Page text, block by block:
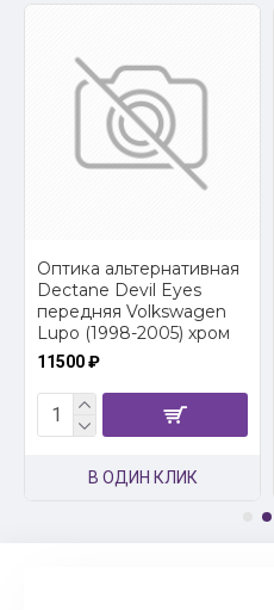
Оптика альтернативная
Dectane Devil Eyes
передняя Volkswagen
Lupo (1998-2005) хром
11500 ₽
В ОДИН КЛИК